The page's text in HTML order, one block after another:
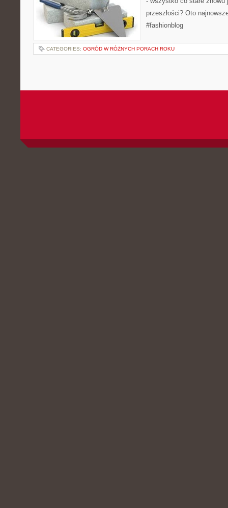
przeszłości? Oto
#fashionblog
CATEGORIES: OGRÓD W RÓŻNYCH PORACH ROKU